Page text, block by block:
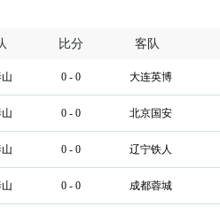
比分 客队
0 - 0 大连英博
0 - 0 北京国安
0 - 0 辽宁铁人
0 - 0 成都蓉城